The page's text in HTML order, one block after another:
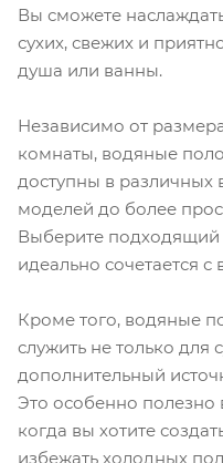
Вы сможете
сухих, свежих и
душа или ванны.
Независимо от
комнаты, водяные
доступны в различных
моделей до более
Выберите подходящий
идеально сочетается
Кроме того, водяные
служить не только для
дополнительный
Это особенно
когда вы хотите
избежать холодных